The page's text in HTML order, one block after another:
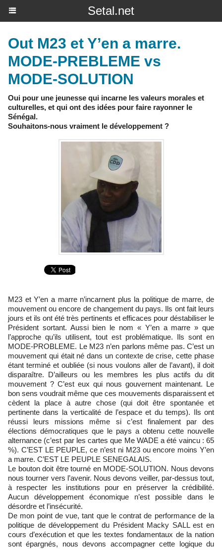
Setal.net
Out M23 et Y’en a marre.
MODE-PREBLEME vs
MODE-SOLUTION
Oui pour une jeunesse qui incarne les valeurs morales et
culturelles, et qui ont des idées pour faire rayonner le
Sénégal.
Souhaitons-nous vraiment le développement ?
M23 et Y’en a marre n’incarnent plus la politique de marre, de
mouvement ou encore de changement du pays. Ils ont fait leurs
jours et ils ont été très pertinents et efficaces pour déstabiliser le
Président sortant. Aussi bien le nom « Y’en a marre » que
l’approche qu’ils utilisent, tout est problématique. Ils sont en
MODE-PROBLEME. Le M23 n’en parlons même pas. C’est un
mouvement qui était né dans un contexte de crise, cette phase
étant terminé et oubliée (si nous voulons aller de l’avant), il doit
disparaître. D’ailleurs ou les membres les plus actifs du dit
mouvement ? C’est eux qui nous gouvernent maintenant. Le
bon sens voudrait même que ces mouvements disparaissent et
cèdent la place à autre chose (qui doit être spontanée et
pertinente dans la verticalité de l’espace et du temps). Ils ont
réussi leurs missions même si c’est finalement par des
élections démocratiques que le pays a obtenu cette nouvelle
alternance (c’est par les cartes que Me WADE a été vaincu : 65
%). C’EST LE PEUPLE, ce n’est ni M23 ou encore moins Y’en
a marre. C’EST LE PEUPLE SENEGALAIS.
Le bouton doit être tourné en MODE-SOLUTION. Nous devons
nous tourner vers l’avenir. Nous devons veiller, par-dessus tout,
à respecter les institutions pour en préserver la crédibilité.
Aucun développement économique n’est possible dans le
désordre et l’insécurité.
De mon point de vue, tant que le contrat de performance de la
politique de développement du Président Macky SALL est en
cours d’exécution et que les textes fondamentaux de la nation
sont épargnés, nous devons accompagner cette logique du